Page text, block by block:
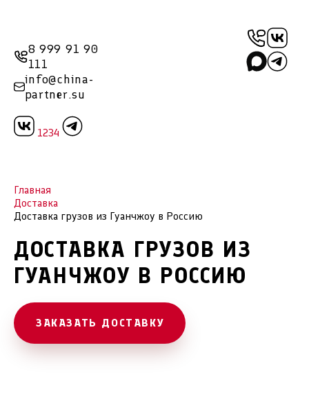
8 999 91 90
111
info@china-
partner.su
1234
Главная
Доставка
Доставка грузов из Гуанчжоу в Россию
ДОСТАВКА ГРУЗОВ ИЗ
ГУАНЧЖОУ В РОССИЮ
ЗАКАЗАТЬ ДОСТАВКУ